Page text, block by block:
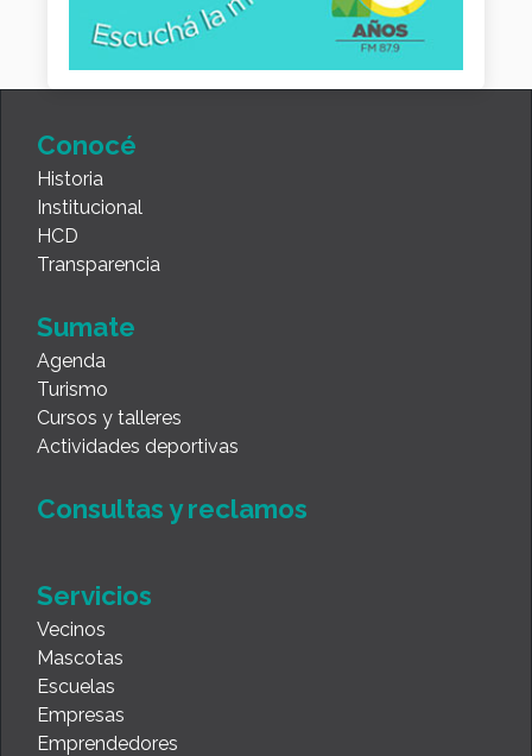
Conocé
Historia
Institucional
HCD
Transparencia
Sumate
Agenda
Turismo
Cursos y talleres
Actividades deportivas
Consultas y reclamos
Servicios
Vecinos
Mascotas
Escuelas
Empresas
Emprendedores